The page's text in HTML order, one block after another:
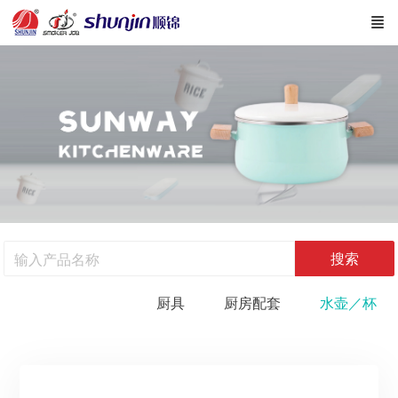
搜索
厨具 厨房配套 水壶／杯